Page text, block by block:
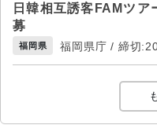
日韓相互誘客FAMツ
募
福岡県 福岡県庁 / 締切